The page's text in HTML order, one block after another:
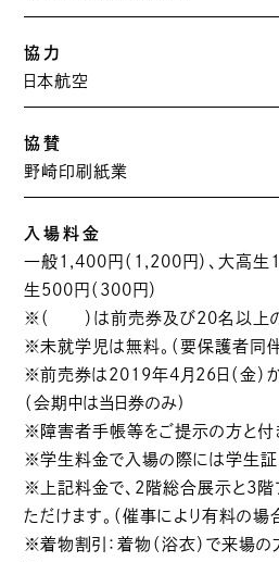
協力
日本航空
協賛
野崎印刷紙業
入場料金
一般1,400円（1,200円）、大高
生500円（300円）
※（ ）は前売券及び20名以上
※未就学児は無料。（要保護者同伴
※前売券は2019年4月26日（金）か
（会期中は当日券のみ)
※障害者手帳等をご提示の方と付
※学生料金で入場の際には学生証
※上記料金で、2階総合展示と3階
ただけます。（催事により有料の場
※着物割引：着物（浴衣）で来場